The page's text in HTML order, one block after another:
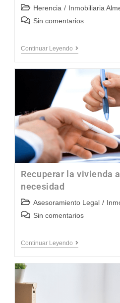
Herencia / Inmobiliaria
Sin comentarios
Continuar Leyendo
Recuperar la vivienda
necesidad
Asesoramiento Legal /
Sin comentarios
Continuar Leyendo